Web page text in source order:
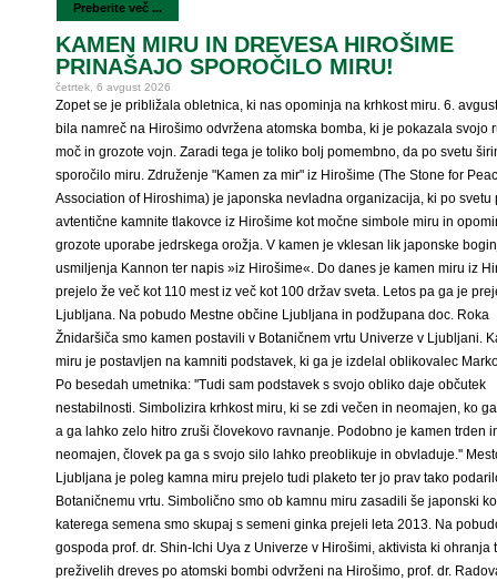
Preberite več ...
KAMEN MIRU IN DREVESA HIROŠIME
PRINAŠAJO SPOROČILO MIRU!
četrtek, 6 avgust 2026
Zopet se je približala obletnica, ki nas opominja na krhkost miru. 6.
bila namreč na Hirošimo odvržena atomska bomba, ki je pokazala svojo
moč in grozote vojn. Zaradi tega je toliko bolj pomembno, da po svetu
sporočilo miru. Združenje "Kamen za mir" iz Hirošime (The Stone for
Association of Hiroshima) je japonska nevladna organizacija, ki po svetu
avtentične kamnite tlakovce iz Hirošime kot močne simbole miru in
grozote uporabe jedrskega orožja. V kamen je vklesan lik japonske
usmiljenja Kannon ter napis »iz Hirošime«. Do danes je kamen miru iz
prejelo že več kot 110 mest iz več kot 100 držav sveta. Letos pa ga je
Ljubljana. Na pobudo Mestne občine Ljubljana in podžupana doc. Roka
Žnidaršiča smo kamen postavili v Botaničnem vrtu Univerze v Ljubljani.
miru je postavljen na kamniti podstavek, ki ga je izdelal oblikovalec
Po besedah umetnika: ''Tudi sam podstavek s svojo obliko daje občutek
nestabilnosti. Simbolizira krhkost miru, ki se zdi večen in neomajen, ko
a ga lahko zelo hitro zruši človekovo ravnanje. Podobno je kamen trden
neomajen, človek pa ga s svojo silo lahko preoblikuje in obvladuje.''
Ljubljana je poleg kamna miru prejelo tudi plaketo ter jo prav tako
Botaničnemu vrtu. Simbolično smo ob kamnu miru zasadili še japonski
katerega semena smo skupaj s semeni ginka prejeli leta 2013. Na
gospoda prof. dr. Shin-Ichi Uya z Univerze v Hirošimi, aktivista ki ohranja
preživelih dreves po atomski bombi odvrženi na Hirošimo, prof. dr.